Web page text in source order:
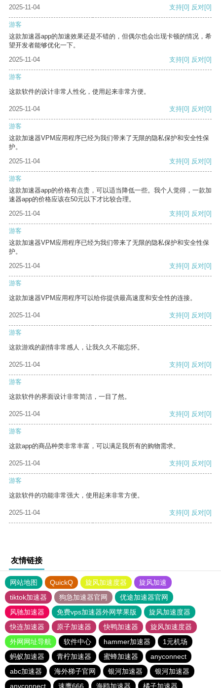
2025-11-04
支持[0] 反对[0]
游客
这款加速器app的加速效果还是不错的，但偶尔也会出现卡顿的情况，希
望开发者能够优化一下。
2025-11-04
支持[0] 反对[0]
游客
这款软件的设计非常人性化，使用起来非常方便。
2025-11-04 支持[0] 反对[0]
游客
这款加速器VPM应用程序已经为我们带来了无限的隐私保护和安全性保
护。
2025-11-04
支持[0] 反对[0]
游客
这款加速器app的价格有点贵，可以适当降低一些。我个人觉得，一款加
速器app的价格应该在50元以下才比较合理。
2025-11-04
支持[0] 反对[0]
游客
这款加速器VPM应用程序已经为我们带来了无限的隐私保护和安全性保
护。
2025-11-04
支持[0] 反对[0]
游客
这款加速器VPM应用程序可以给你提供最高速度和安全性的连接。
2025-11-04 支持[0] 反对[0]
游客
这款游戏的剧情非常感人，让我久久不能忘怀。
2025-11-04 支持[0] 反对[0]
游客
这款软件的界面设计非常简洁，一目了然。
2025-11-04 支持[0] 反对[0]
游客
这款app的商品种类非常丰富，可以满足我所有的购物需求。
2025-11-04 支持[0] 反对[0]
游客
这款软件的功能非常强大，使用起来非常方便。
2025-11-04 支持[0] 反对[0]
友情链接
网站地图 QuickQ 旋风加速度器
旋风加速
tiktok加速器
狗急加速器官网
优途加速器官网
风驰加速器
免费vps加速器外网苹果版
旋风加速度器
快连加速器
原子加速器 快鸭加速器
旋风加速度器
外网网址导航
软件中心 hammer加速器
1元机场
蚂蚁加速器
青柠加速器 蜜蜂加速器
anyconnect
abc加速器
海外梯子官网 银河加速器
银河加速器
anyconnect
速鹰666 海鸥加速器 橘子加速器